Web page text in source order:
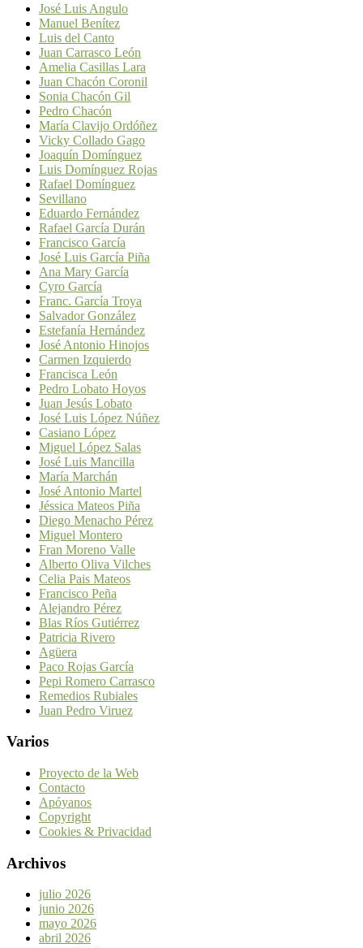
José Luis Angulo
Manuel Benítez
Luis del Canto
Juan Carrasco León
Amelia Casillas Lara
Juan Chacón Coronil
Sonia Chacón Gil
Pedro Chacón
María Clavijo Ordóñez
Vicky Collado Gago
Joaquín Domínguez
Luis Domínguez Rojas
Rafael Domínguez
Sevillano
Eduardo Fernández
Rafael García Durán
Francisco García
José Luis García Piña
Ana Mary García
Cyro García
Franc. García Troya
Salvador González
Estefanía Hernández
José Antonio Hinojos
Carmen Izquierdo
Francisca León
Pedro Lobato Hoyos
Juan Jesús Lobato
José Luis López Núñez
Casiano López
Miguel López Salas
José Luis Mancilla
María Marchán
José Antonio Martel
Jéssica Mateos Piña
Diego Menacho Pérez
Miguel Montero
Fran Moreno Valle
Alberto Oliva Vilches
Celia Pais Mateos
Francisco Peña
Alejandro Pérez
Blas Ríos Gutiérrez
Patricia Rivero
Agüera
Paco Rojas García
Pepi Romero Carrasco
Remedios Rubiales
Juan Pedro Viruez
Varios
Proyecto de la Web
Contacto
Apóyanos
Copyright
Cookies & Privacidad
Archivos
julio 2026
junio 2026
mayo 2026
abril 2026